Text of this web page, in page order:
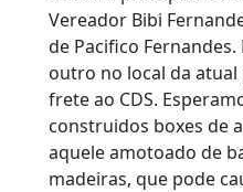
Vereador Bibi
de Pacifico
outro no local da
frete ao CDS.
construidos boxes de
aquele amotoado de
madeiras, que pode